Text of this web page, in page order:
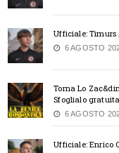
Ufficiale: Timurs
6 AGOSTO
Torna Lo
Sfoglialo
6 AGOSTO
Ufficiale: Enrico